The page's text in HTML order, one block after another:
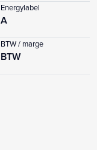
Energylabel
A
BTW / marge
BTW